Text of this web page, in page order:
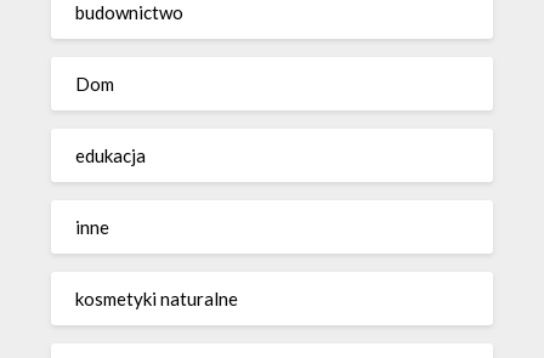
budownictwo
Dom
edukacja
inne
kosmetyki naturalne